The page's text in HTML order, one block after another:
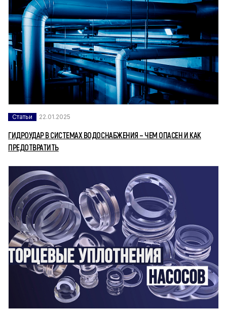
Статьи 22.01.2025
ГИДРОУДАР В СИСТЕМАХ ВОДОСНАБЖЕНИЯ – ЧЕМ ОПАСЕН И КАК
ПРЕДОТВРАТИТЬ